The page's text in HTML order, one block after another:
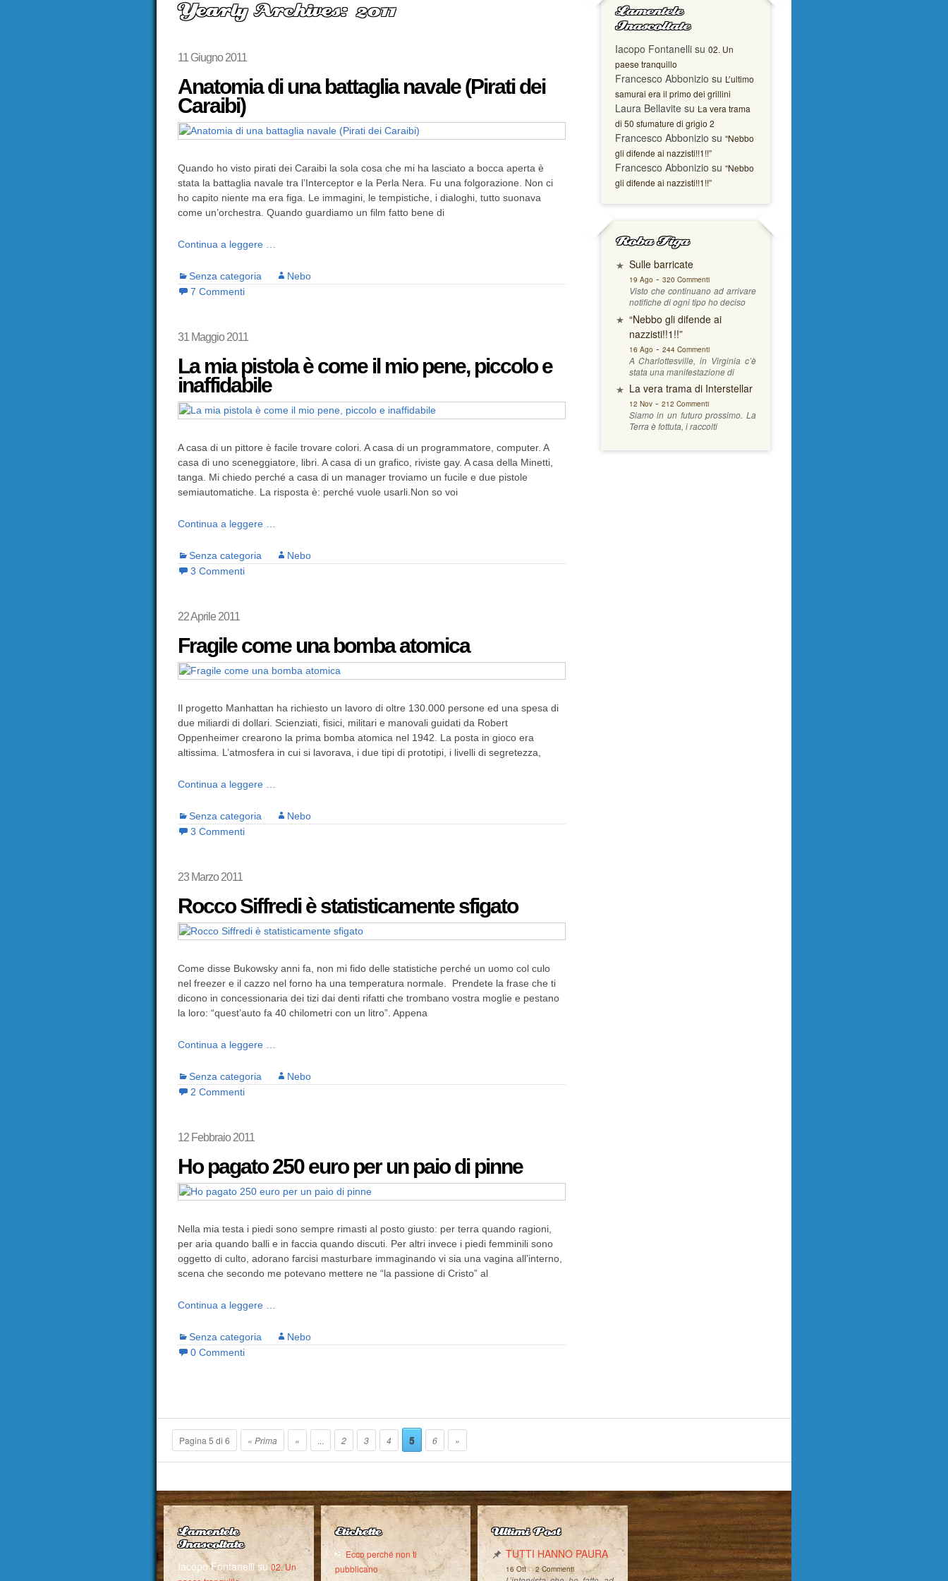
Yearly Archives: 2011
11 Giugno 2011
Anatomia di una battaglia navale (Pirati dei
Caraibi)
Quando ho visto pirati dei Caraibi la sola cosa che mi ha lasciato a bocca aperta è
stata la battaglia navale tra l’Interceptor e la Perla Nera. Fu una folgorazione. Non ci
ho capito niente ma era figa. Le immagini, le tempistiche, i dialoghi, tutto suonava
come un’orchestra. Quando guardiamo un film fatto bene di
Continua a leggere …
Senza categoria
Nebo
7 Commenti
31 Maggio 2011
La mia pistola è come il mio pene, piccolo e
inaffidabile
A casa di un pittore è facile trovare colori. A casa di un programmatore, computer. A
casa di uno sceneggiatore, libri. A casa di un grafico, riviste gay. A casa della Minetti,
tanga. Mi chiedo perché a casa di un manager troviamo un fucile e due pistole
semiautomatiche. La risposta è: perché vuole usarli.Non so voi
Continua a leggere …
Senza categoria
Nebo
3 Commenti
22 Aprile 2011
Fragile come una bomba atomica
Il progetto Manhattan ha richiesto un lavoro di oltre 130.000 persone ed una spesa di
due miliardi di dollari. Scienziati, fisici, militari e manovali guidati da Robert
Oppenheimer crearono la prima bomba atomica nel 1942. La posta in gioco era
altissima. L’atmosfera in cui si lavorava, i due tipi di prototipi, i livelli di segretezza,
Continua a leggere …
Senza categoria
Nebo
3 Commenti
23 Marzo 2011
Rocco Siffredi è statisticamente sfigato
Come disse Bukowsky anni fa, non mi fido delle statistiche perché un uomo col culo
nel freezer e il cazzo nel forno ha una temperatura normale. Prendete la frase che ti
dicono in concessionaria dei tizi dai denti rifatti che trombano vostra moglie e pestano
la loro: “quest’auto fa 40 chilometri con un litro”. Appena
Continua a leggere …
Senza categoria
Nebo
2 Commenti
12 Febbraio 2011
Ho pagato 250 euro per un paio di pinne
Nella mia testa i piedi sono sempre rimasti al posto giusto: per terra quando ragioni,
per aria quando balli e in faccia quando discuti. Per altri invece i piedi femminili sono
oggetto di culto, adorano farcisi masturbare immaginando vi sia una vagina all’interno,
scena che secondo me potevano mettere ne “la passione di Cristo” al
Continua a leggere …
Senza categoria
Nebo
0 Commenti
Pagina 5 di 6 « Prima « ... 2 3 4 5 6 »
Lamentele
Inascoltate
Iacopo Fontanelli su 02. Un
paese tranquillo
Francesco Abbonizio su L’ultimo
samurai era il primo dei grillini
Laura Bellavite su La vera trama
di 50 sfumature di grigio 2
Francesco Abbonizio su “Nebbo
gli difende ai nazzisti!!1!!”
Francesco Abbonizio su “Nebbo
gli difende ai nazzisti!!1!!”
Roba Figa
Sulle barricate
19 Ago - 320 Commenti
Visto che continuano ad arrivare
notifiche di ogni tipo ho deciso
“Nebbo gli difende ai
nazzisti!!1!!”
16 Ago - 244 Commenti
A Charlottesville, in Virginia c’è
stata una manifestazione di
La vera trama di Interstellar
12 Nov- 212 Commenti
Siamo in un futuro prossimo. La
Terra è fottuta, i raccolti
Lamentele
Inascoltate
Iacopo Fontanellisu02. Un
Etichette
Ecco perché non ti
pubblicano
Ultimi Post
TUTTI HANNO PAURA
16 Ott-2 Commenti